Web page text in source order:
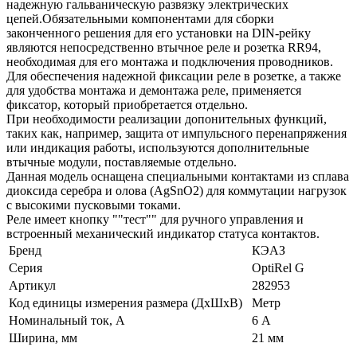
надежную гальваническую развязку электрических
цепей.Обязательными компонентами для сборки
законченного решения для его установки на DIN-рейку
являются непосредственно втычное реле и розетка RR94,
необходимая для его монтажа и подключения проводников.
Для обеспечения надежной фиксации реле в розетке, а также
для удобства монтажа и демонтажа реле, применяется
фиксатор, который приобретается отдельно.
При необходимости реализации допонительных функций,
таких как, например, защита от импульсного перенапряжения
или индикация работы, используются дополнительные
втычные модули, поставляемые отдельно.
Данная модель оснащена специальными контактами из сплава
диоксида серебра и олова (AgSnO2) для коммутации нагрузок
с высокими пусковыми токами.
Реле имеет кнопку ""тест"" для ручного управления и
встроенный механический индикатор статуса контактов.
Бренд
КЭАЗ
Серия
OptiRel G
Артикул
282953
Код единицы измерения размера (ДхШхВ)
Метр
Номинальный ток, А
6 А
Ширина, мм
21 мм